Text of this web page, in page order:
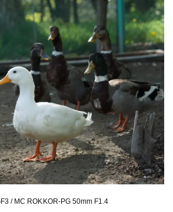
/ MC ROKKOR-PG 50mm F1.4